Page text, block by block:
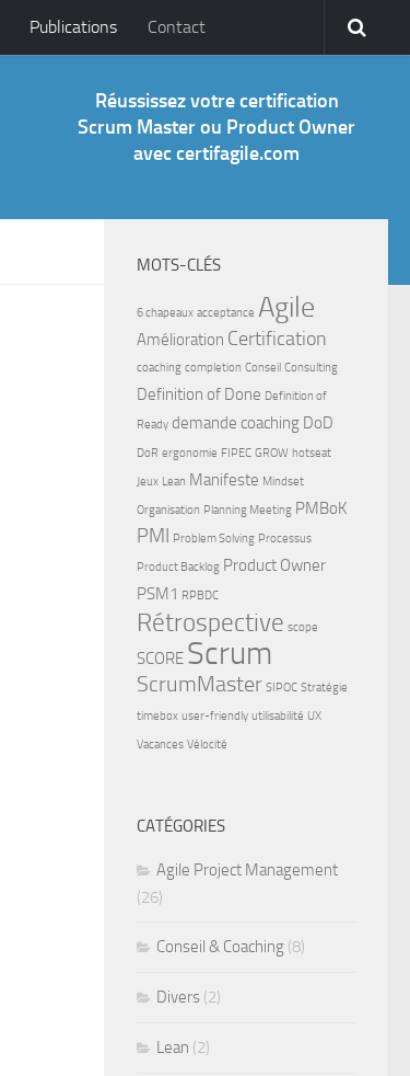
Publications Contact
Réussissez votre certification
Scrum Master ou Product Owner
avec certifagile.com
MOTS-CLÉS
6 chapeaux acceptance Agile
Amélioration Certification
coaching completion Conseil Consulting
Definition of Done Definition of
Ready demande coaching DoD
DoR ergonomie FIPEC GROW hotseat
Jeux Lean Manifeste Mindset
Organisation Planning Meeting PMBoK
PMI Problem Solving Processus
Product Backlog Product Owner
PSM1 RPBDC
Rétrospective scope
SCORE Scrum
ScrumMaster SIPOC Stratégie
timebox user-friendly utilisabilité UX
Vacances Vélocité
CATÉGORIES
Agile Project Management
(26)
Conseil & Coaching (8)
Divers (2)
Lean (2)